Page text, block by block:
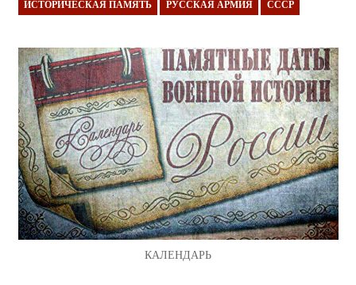
ИСТОРИЧЕСКАЯ ПАМЯТЬ РУССКАЯ АРМИЯ СССР
КАЛЕНДАРЬ